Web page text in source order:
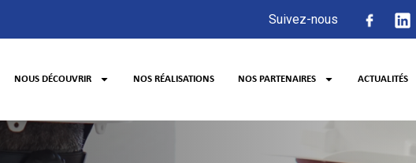
Suivez-nous
NOUS DÉCOUVRIR NOS RÉALISATIONS NOS PARTENAIRES ACTUALITÉS